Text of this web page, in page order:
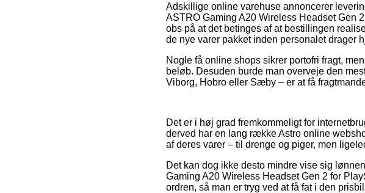
Adskillige online varehuse annoncerer
ASTRO Gaming A20 Wireless Headset Gen
obs på at det betinges af at bestillingen
de nye varer pakket inden personalet drager
Nogle få online shops sikrer portofri fragt,
beløb. Desuden burde man overveje den
Viborg, Hobro eller Sæby – er at få
Det er i høj grad fremkommeligt for
derved har en lang række Astro online
af deres varer – til drenge og piger, men
Det kan dog ikke desto mindre vise sig
Gaming A20 Wireless Headset Gen 2 for
ordren, så man er tryg ved at få fat i den